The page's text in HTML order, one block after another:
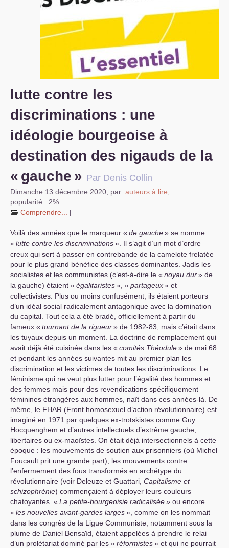
lutte contre les
discriminations : une
idéologie bourgeoise à
destination des nigauds de la
« gauche » Par Denis Collin
Dimanche 13 décembre 2020 par auteurs à lire
popularité : 2%
Comprendre...
|
Voilà des années que le marqueur « de gauche» se nomme
« lutte contre les discriminations». Il s’agit d’un mot d’ordre
creux qui sert à passer en contrebande de la camelote frelatée
pour le plus grand bénéfice des classes dominantes. Jadis les
socialistes et les communistes (c’est-à-dire le « noyau dur» de
la gauche) étaient « égalitaristes», « partageux» et
collectivistes. Plus ou moins confusément, ils étaient porteurs
d’un idéal social radicalement antagonique avec la domination
du capital. Tout cela a été bradé, officiellement à partir du
fameux « tournant de la rigueur» de 1982-83, mais c’était dans
les tuyaux depuis un moment. La doctrine de remplacement qui
avait déjà été cuisinée dans les « comités Théodule» de mai 68
et pendant les années suivantes mit au premier plan les
discrimination et les victimes de toutes les discriminations. Le
féminisme qui ne veut plus lutter pour l’égalité des hommes et
des femmes mais pour des revendications spécifiquement
féminines étrangères aux hommes, naît dans ces années-là. De
même, le FHAR (Front homosexuel d’action révolutionnaire) est
imaginé en 1971 par quelques ex-trotskistes comme Guy
Hocquenghem et d’autres intellectuels d’extrême gauche,
libertaires ou ex-maoïstes. On était déjà intersectionnels à cette
époque : les mouvements de soutien aux prisonniers (où Michel
Foucault prit une grande part), les mouvements contre
l’enfermement des fous transformés en archétype du
révolutionnaire (voir Deleuze et Guattari, Capitalisme et
schizophrénie) commençaient à déployer leurs couleurs
chatoyantes. « La petite-bourgeoisie radicalisée» ou encore
« les nouvelles avant-gardes larges», comme on les nommait
dans les congrès de la Ligue Communiste, notamment sous la
plume de Daniel Bensaïd, étaient appelées à prendre le relai
d’un prolétariat dominé par les « réformistes» et qui ne pourrait